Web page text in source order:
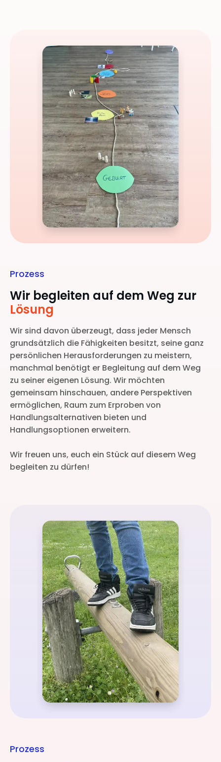
Prozess
Wir begleiten auf dem Weg zur
Lösung
Wir sind davon überzeugt, dass jeder Mensch
grundsätzlich die Fähigkeiten besitzt, seine ganz
persönlichen Herausforderungen zu meistern,
manchmal benötigt er Begleitung auf dem Weg
zu seiner eigenen Lösung. Wir möchten
gemeinsam hinschauen, andere Perspektiven
ermöglichen, Raum zum Erproben von
Handlungsalternativen bieten und
Handlungsoptionen erweitern.
Wir freuen uns, euch ein Stück auf diesem Weg
begleiten zu dürfen!
Prozess